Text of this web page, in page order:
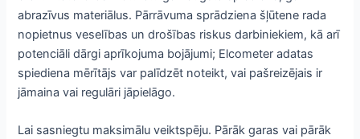
abrazīvus materiālus. Pārrāvuma sprādziena šļūtene rada
nopietnus veselības un drošības riskus darbiniekiem, kā arī
potenciāli dārgi aprīkojuma bojājumi; Elcometer adatas
spiediena mērītājs var palīdzēt noteikt, vai pašreizējais ir
jāmaina vai regulāri jāpielāgo.
Lai sasniegtu maksimālu veiktspēju. Pārāk garas vai pārāk